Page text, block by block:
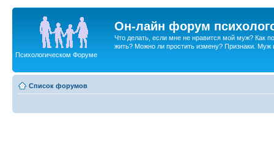
Он-лайн форум
Что делать, если мне не нравится мой муж? Как
жить? Можно ли простить измену? Признаки. Муж
Психологическом Форуме
Список форумов